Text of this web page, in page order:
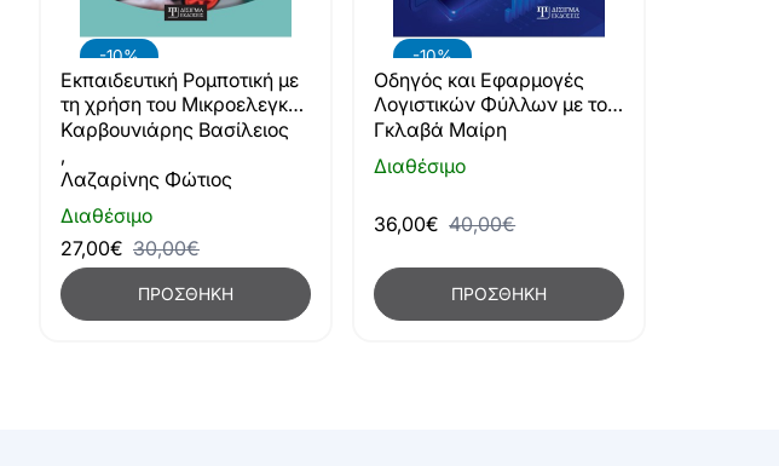
-10%
Διαθέσιμο
Εκπαιδευτική Ρομποτική με
τη χρήση του Μικροελεγκτή
BBC Micro:bit
Καρβουνιάρης Βασίλειος
,
Λαζαρίνης Φώτιος
27,00€ 30,00€
ΠΡΟΣΘΉΚΗ
-10%
Διαθέσιμο
Οδηγός και Εφαρμογές
Λογιστικών Φύλλων με το
MS Excel
Γκλαβά Μαίρη
36,00€ 40,00€
ΠΡΟΣΘΉΚΗ